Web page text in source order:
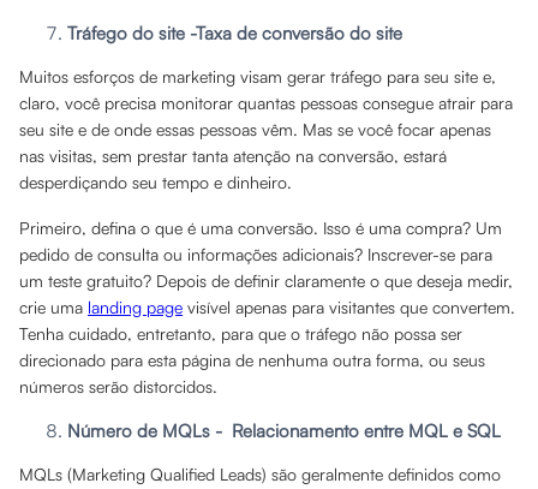
Tráfego do site -Taxa de conversão do site
Muitos esforços de marketing visam gerar tráfego para seu site e,
claro, você precisa monitorar quantas pessoas consegue atrair para
seu site e de onde essas pessoas vêm. Mas se você focar apenas
nas visitas, sem prestar tanta atenção na conversão, estará
desperdiçando seu tempo e dinheiro.
Primeiro, defina o que é uma conversão. Isso é uma compra? Um
pedido de consulta ou informações adicionais? Inscrever-se para
um teste gratuito? Depois de definir claramente o que deseja medir,
crie uma landing page visível apenas para visitantes que convertem.
Tenha cuidado, entretanto, para que o tráfego não possa ser
direcionado para esta página de nenhuma outra forma, ou seus
números serão distorcidos.
Número de MQLs - Relacionamento entre MQL e SQL
MQLs (Marketing Qualified Leads) são geralmente definidos como